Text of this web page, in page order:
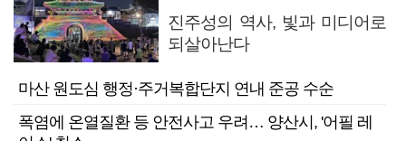
진주성의 역사, 빛과 미디어로
되살아난다
마산 원도심 행정·주거복합단지 연내 준공 수순
폭염에 온열질환 등 안전사고 우려… 양산시, '어필 레